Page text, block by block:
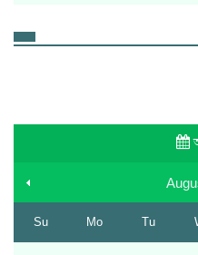
Su Mo Tu